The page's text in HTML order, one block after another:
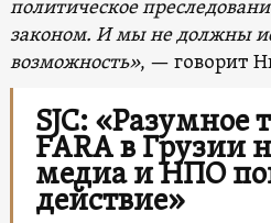
политическое
законом. И мы не должны
возможность», — говорит
SJC: «Разумное
FARA в Грузии
медиа и НПО
действие»